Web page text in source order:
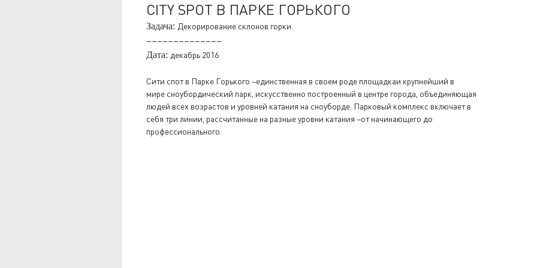
CITY SPOT В ПАРКЕ ГОРЬКОГО
Задача: Декорирование склонов горки.
––––––––––––––
Дата: декабрь 2016
Сити спот в Парке Горького –единственная в своем роде площадкаи крупнейший в
мире сноубордический парк, искусственно построенный в центре города, объединяющая
людей всех возрастов и уровней катания на сноуборде. Парковый комплекс включает в
себя три линии, рассчитанные на разные уровни катания –от начинающего до
профессионального.